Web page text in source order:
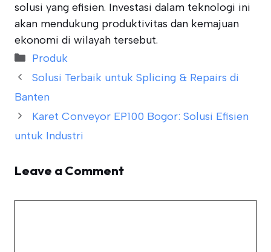
solusi yang efisien. Investasi dalam teknologi ini
akan mendukung produktivitas dan kemajuan
ekonomi di wilayah tersebut.
Categories
Produk
Solusi Terbaik untuk Splicing & Repairs di
Banten
Karet Conveyor EP100 Bogor: Solusi Efisien
untuk Industri
Leave a Comment